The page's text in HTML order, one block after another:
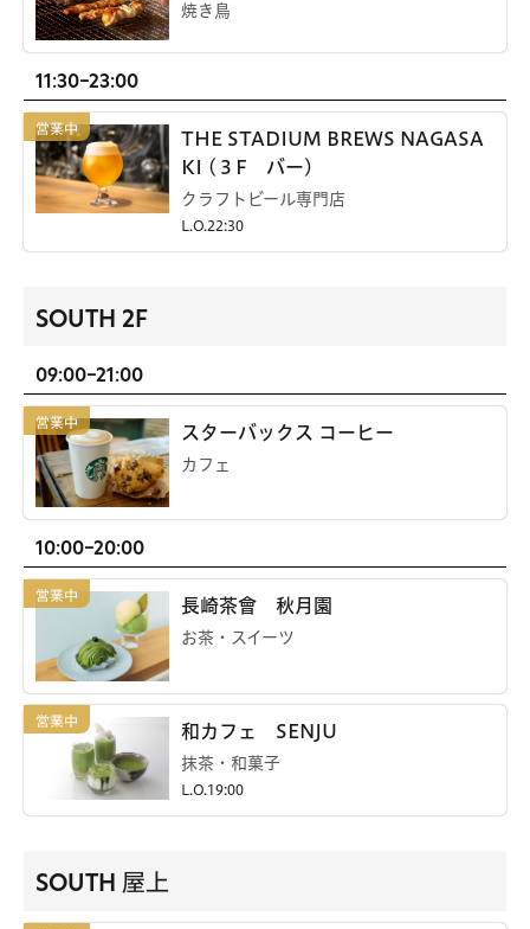
焼き鳥
11:30-23:00
THE STADIUM BREWS NAGASA
KI (３F バー)
クラフトビール専門店
L.O.22:30
SOUTH 2F
09:00-21:00
スターバックス コーヒー
カフェ
10:00-20:00
長崎茶會 秋月園
お茶・スイーツ
和カフェ SENJU
抹茶・和菓子
L.O.19:00
SOUTH 屋上